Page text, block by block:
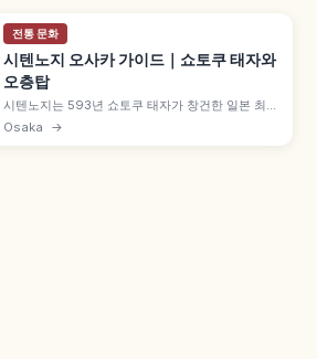
전통 문화
시텐노지 오사카 가이드｜쇼토쿠 태자와
오층탑
시텐노지는 593년 쇼토쿠 태자가 창건한 일본 최초
의 관영 사찰로, 오사카 덴노지구에 위치한 와슈 총
Osaka →